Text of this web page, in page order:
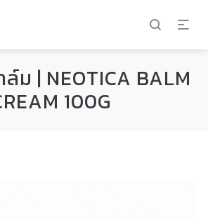
ม | NEOTICA BALM
100G